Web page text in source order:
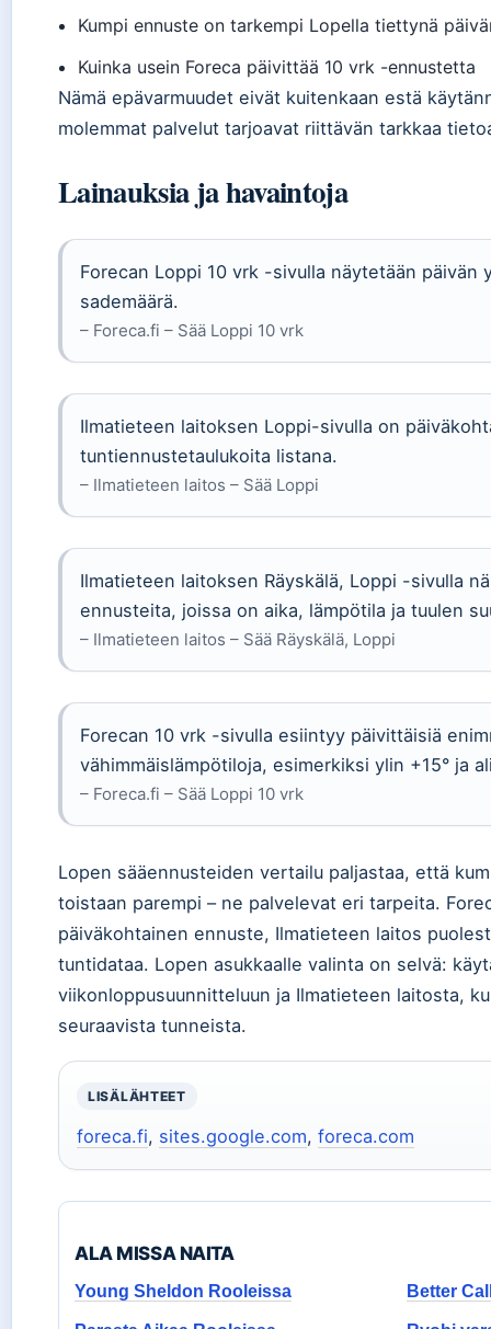
Kumpi ennuste on tarkempi Lopella tiettynä
Kuinka usein Foreca päivittää 10 vrk -ennustetta
Nämä epävarmuudet eivät kuitenkaan estä
molemmat palvelut tarjoavat riittävän tarkkaa
Lainauksia ja havaintoja
Forecan Loppi 10 vrk -sivulla näytetään päivän
sademäärä.
– Foreca.fi – Sää Loppi 10 vrk
Ilmatieteen laitoksen Loppi-sivulla on
tuntiennustetaulukoita listana.
– Ilmatieteen laitos – Sää Loppi
Ilmatieteen laitoksen Räyskälä, Loppi -sivulla
ennusteita, joissa on aika, lämpötila ja tuulen
– Ilmatieteen laitos – Sää Räyskälä, Loppi
Forecan 10 vrk -sivulla esiintyy päivittäisiä
vähimmäislämpötiloja, esimerkiksi ylin +15° ja
– Foreca.fi – Sää Loppi 10 vrk
Lopen sääennusteiden vertailu paljastaa, että
toistaan parempi – ne palvelevat eri tarpeita.
päiväkohtainen ennuste, Ilmatieteen laitos
tuntidataa. Lopen asukkaalle valinta on selvä:
viikonloppusuunnitteluun ja Ilmatieteen laitosta,
seuraavista tunneista.
LISÄLÄHTEET
foreca.fi, sites.google.com, foreca.com
ALA MISSA NAITA
Young Sheldon Rooleissa Better